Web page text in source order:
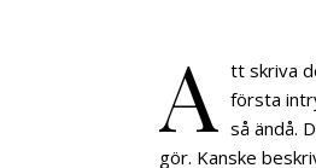
A tt skriva
första
så ändå.
gör. Kanske